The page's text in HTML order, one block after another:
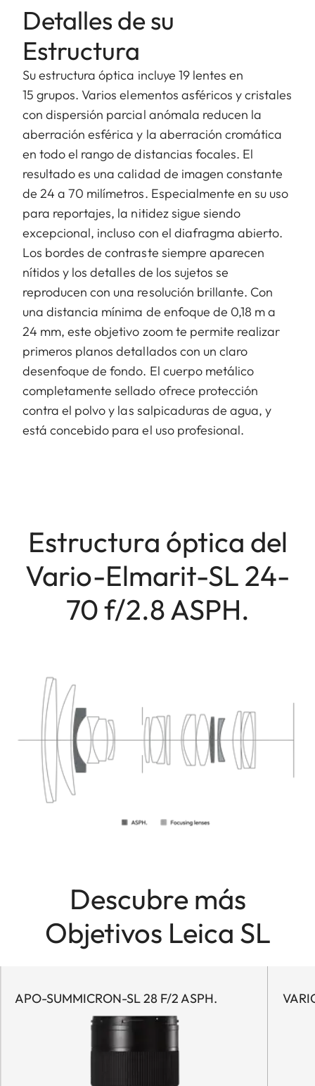
Detalles de su
Estructura
Su estructura óptica incluye 19 lentes en
15 grupos. Varios elementos asféricos y cristales
con dispersión parcial anómala reducen la
aberración esférica y la aberración cromática
en todo el rango de distancias focales. El
resultado es una calidad de imagen constante
de 24 a 70 milímetros. Especialmente en su uso
para reportajes, la nitidez sigue siendo
excepcional, incluso con el diafragma abierto.
Los bordes de contraste siempre aparecen
nítidos y los detalles de los sujetos se
reproducen con una resolución brillante. Con
una distancia mínima de enfoque de 0,18 m a
24 mm, este objetivo zoom te permite realizar
primeros planos detallados con un claro
desenfoque de fondo. El cuerpo metálico
completamente sellado ofrece protección
contra el polvo y las salpicaduras de agua, y
está concebido para el uso profesional.
Estructura óptica del
Vario-Elmarit-SL 24-
70 f/2.8 ASPH.
Descubre más
Objetivos Leica SL
APO-SUMMICRON-SL 28 F/2 ASPH.